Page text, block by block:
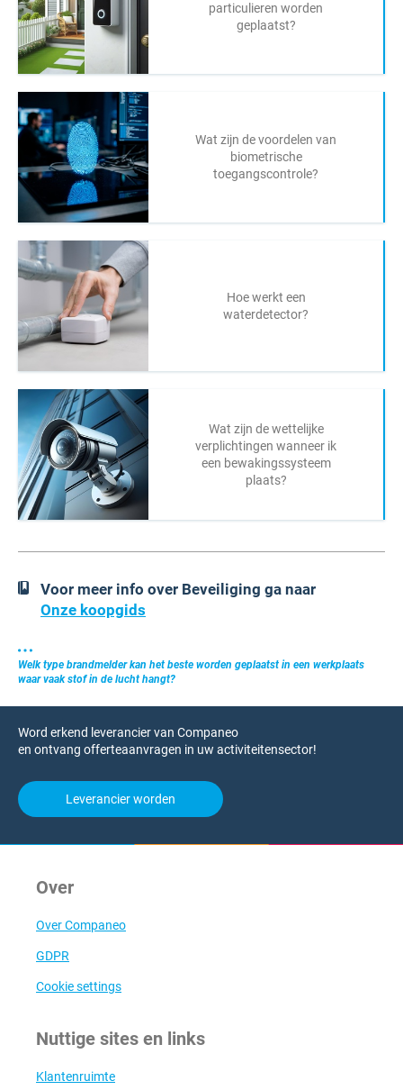
particulieren worden
geplaatst?
Wat zijn de voordelen van
biometrische
toegangscontrole?
Hoe werkt een
waterdetector?
Wat zijn de wettelijke
verplichtingen wanneer ik
een bewakingssysteem
plaats?
Voor meer info over Beveiliging ga naar
Onze koopgids
Welk type brandmelder kan het beste worden geplaatst in een werkplaats
waar vaak stof in de lucht hangt?
Word erkend leverancier van Companeo
en ontvang offerteaanvragen in uw activiteitensector!
Leverancier worden
Over
Over Companeo
GDPR
Cookie settings
Nuttige sites en links
Klantenruimte